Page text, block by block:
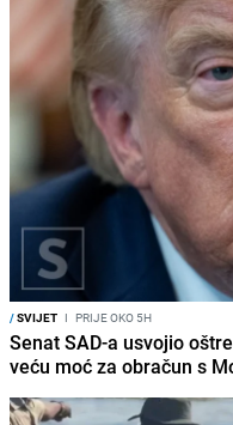
/SVIJET I PRIJE OKO 5H
Senat SAD-a usvojio
veću moć za obračun s